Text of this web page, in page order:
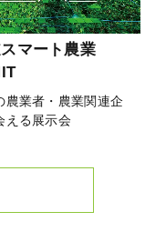
マート農業
農業者・農業関連企
える展示会